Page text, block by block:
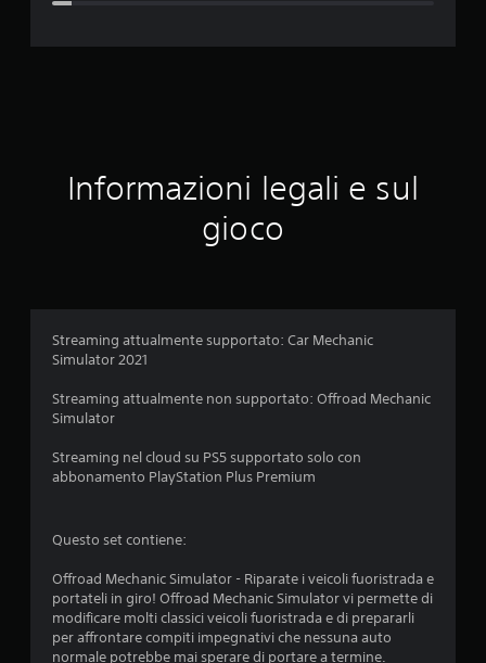
i
e
5
5
Informazioni legali e sul
gioco
Streaming attualmente supportato: Car Mechanic
Simulator 2021
Streaming attualmente non supportato: Offroad Mechanic
Simulator
Streaming nel cloud su PS5 supportato solo con
abbonamento PlayStation Plus Premium
Questo set contiene:
Offroad Mechanic Simulator - Riparate i veicoli fuoristrada e
portateli in giro! Offroad Mechanic Simulator vi permette di
modificare molti classici veicoli fuoristrada e di prepararli
per affrontare compiti impegnativi che nessuna auto
normale potrebbe mai sperare di portare a termine.